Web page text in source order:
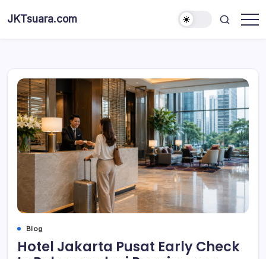
JKTsuara.com
Terbaru
Blog
Hotel Jakarta Pusat Early Check